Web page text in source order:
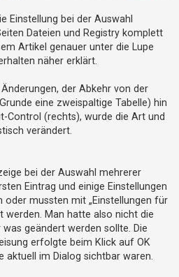
Einstellung bei der Auswahl
Dateien und Registry komplett
Artikel genauer unter die Lupe
näher erklärt.
der Abkehr von der
eine zweispaltige Tabelle) hin
Control (rechts), wurde die Art und
verändert.
bei der Auswahl mehrerer
Eintrag und einige Einstellungen
oder mussten mit „Einstellungen für
werden. Man hatte also nicht die
geändert werden sollte. Die
erfolgte beim Klick auf OK
aktuell im Dialog sichtbar waren.